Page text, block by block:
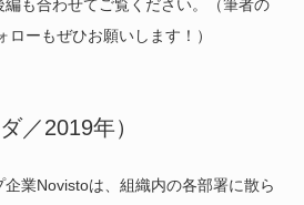
も合わせてご覧ください。（筆者の
ローもぜひお願いします！）
／2019年）
業Novistoは、組織内の各部署に散ら